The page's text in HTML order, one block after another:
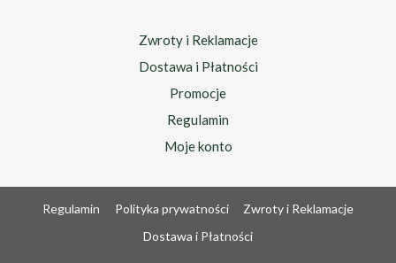
Zwroty i Reklamacje
Dostawa i Płatności
Promocje
Regulamin
Moje konto
Regulamin Polityka prywatności
Zwroty i Reklamacje
Dostawa i Płatności